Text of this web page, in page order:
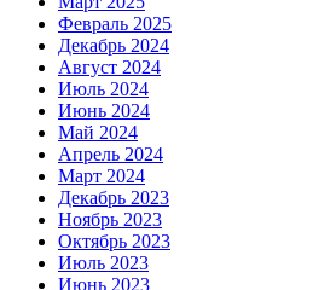
Февраль 2025
Декабрь 2024
Август 2024
Июль 2024
Июнь 2024
Май 2024
Апрель 2024
Март 2024
Декабрь 2023
Ноябрь 2023
Октябрь 2023
Июль 2023
Июнь 2023